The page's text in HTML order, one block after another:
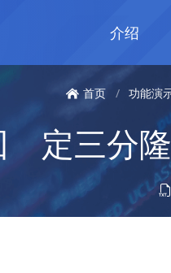
介绍
首页 / 功能演
定三分